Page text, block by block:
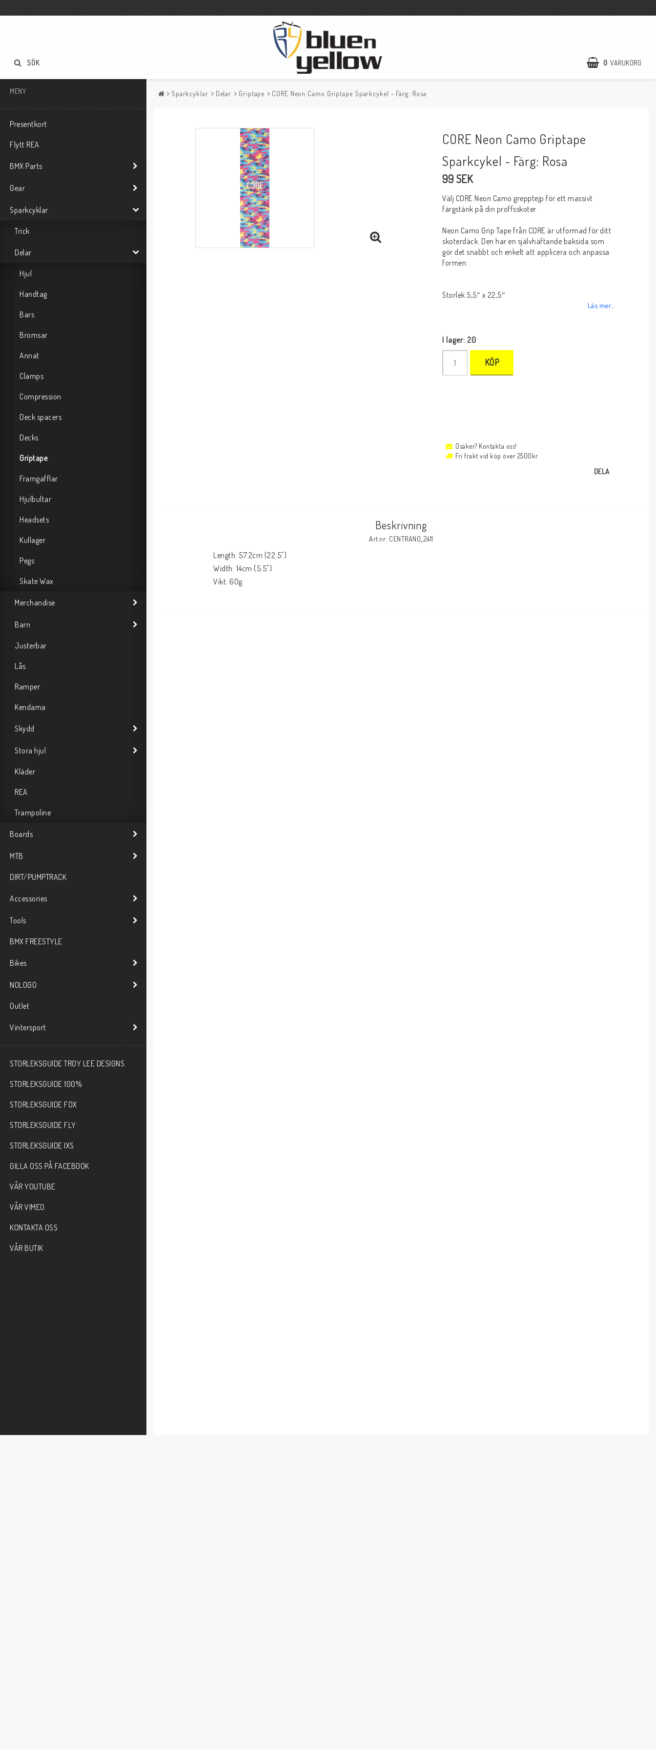
0 VARUKORG
SÖK
MENY
Presentkort
Flytt REA
BMX Parts
Gear
Sparkcyklar
Trick
Delar
Hjul
Handtag
Bars
Bromsar
Annat
Clamps
Compression
Deck spacers
Decks
Griptape
Framgafflar
Hjulbultar
Headsets
Kullager
Pegs
Skate Wax
Merchandise
Barn
Justerbar
Lås
Ramper
Kendama
Skydd
Stora hjul
Kläder
REA
Trampoline
Boards
MTB
DIRT/PUMPTRACK
Accessories
Tools
BMX FREESTYLE
Bikes
NOLOGO
Outlet
Vintersport
STORLEKSGUIDE TROY LEE DESIGNS
STORLEKSGUIDE 100%
STORLEKSGUIDE FOX
STORLEKSGUIDE FLY
STORLEKSGUIDE IXS
GILLA OSS PÅ FACEBOOK
VÅR YOUTUBE
VÅR VIMEO
KONTAKTA OSS
VÅR BUTIK
Sparkcyklar Delar Griptape CORE Neon Camo Griptape Sparkcykel - Färg: Rosa
CORE Neon Camo Griptape
Sparkcykel - Färg: Rosa
99 SEK
Välj CORE Neon Camo grepptejp för ett massivt
färgstänk på din proffsskoter
Neon Camo Grip Tape från CORE är utformad för ditt
skoterdäck. Den har en självhäftande baksida som
gör det snabbt och enkelt att applicera och anpassa
formen.
Storlek 5,5″ x 22,5″
Läs mer...
I lager: 20
KÖP
Osäker? Kontakta oss!
Fri frakt vid köp över 2500kr
DELA
Beskrivning
Art.nr: CENTRANO_2411
Length: 57.2cm (22.5")
Width: 14cm (5.5")
Vikt: 60g